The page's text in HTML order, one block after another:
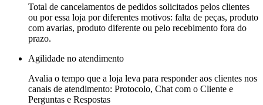
Total de cancelamentos de pedidos solicitados pelos clientes
ou por essa loja por diferentes motivos: falta de peças, produto
com avarias, produto diferente ou pelo recebimento fora do
prazo.
Agilidade no atendimento
Avalia o tempo que a loja leva para responder aos clientes nos
canais de atendimento: Protocolo, Chat com o Cliente e
Perguntas e Respostas